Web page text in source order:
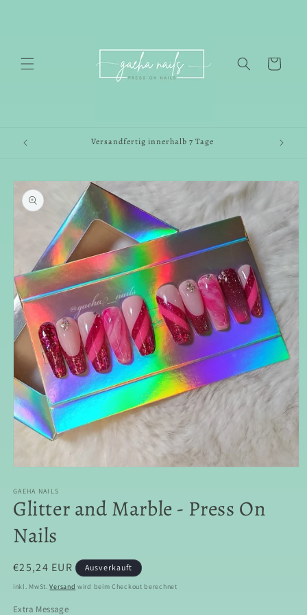
Warenkorb
Versandfertig innerhalb 7 Tage
in
Modal
öffnen
GAEHA NAILS
Glitter and Marble - Press On
Nails
Normaler
Preis
€25,24 EUR Ausverkauft
inkl. MwSt.Versand wird beim Checkout berechnet
Extra Message